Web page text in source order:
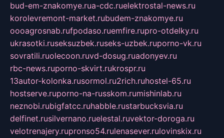
bud-em-znakomye.rua-cdc.ruelektrostal-news.ru
korolevremont-market.rubudem-znakomye.ru
oooagrosnab.rufpodaso.ruemfire.rupro-otdelky.ru
ukrasotki.ruseksuzbek.ruseks-uzbek.ruporno-vk.ru
sovratili.ruolecoon.ruvd-dosug.ruadonyev.ru
rbc-news.ruporno-skvirt.rukrospr.ru
13autor-kolonka.rusormol.ru2rich.ruhostel-65.ru
hostserve.ruporno-na-russkom.rumishinlab.ru
neznobi.rubigfatcc.ruhabble.rustarbucksvia.ru
delfinet.rusilvernano.ruelestal.ruvektor-doroga.ru
velotrenajery.rupronso54.rulenasever.rulovinskix.ru